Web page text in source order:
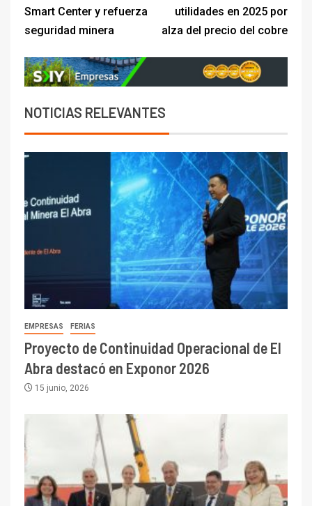
Smart Center y refuerza
seguridad minera
utilidades en 2025 por
alza del precio del cobre
NOTICIAS RELEVANTES
EMPRESAS FERIAS
Proyecto de Continuidad Operacional de El
Abra destacó en Exponor 2026
15 junio, 2026